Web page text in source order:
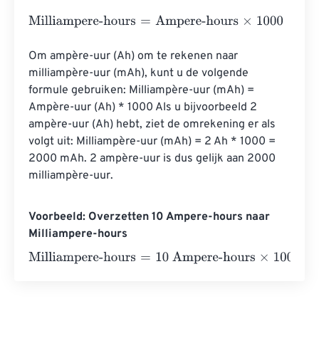
Milliampere-hours=Ampere-hours×1000
Om ampère-uur (Ah) om te rekenen naar
milliampère-uur (mAh), kunt u de volgende
formule gebruiken: Milliampère-uur (mAh) =
Ampère-uur (Ah) * 1000 Als u bijvoorbeeld 2
ampère-uur (Ah) hebt, ziet de omrekening er als
volgt uit: Milliampère-uur (mAh) = 2 Ah * 1000 =
2000 mAh. 2 ampère-uur is dus gelijk aan 2000
milliampère-uur.
Voorbeeld: Overzetten 10 Ampere-hours naar
Milliampere-hours
Milliampere-hours=10 Ampere-hours×1000= 10000